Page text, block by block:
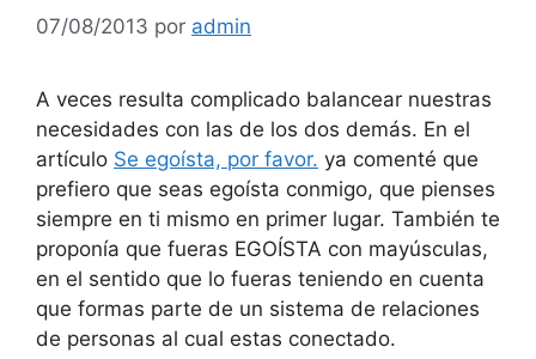
07/08/2013 por admin
A veces resulta complicado balancear nuestras
necesidades con las de los dos demás. En el
artículo Se egoísta, por favor. ya comenté que
prefiero que seas egoísta conmigo, que pienses
siempre en ti mismo en primer lugar. También te
proponía que fueras EGOÍSTA con mayúsculas,
en el sentido que lo fueras teniendo en cuenta
que formas parte de un sistema de relaciones
de personas al cual estas conectado.